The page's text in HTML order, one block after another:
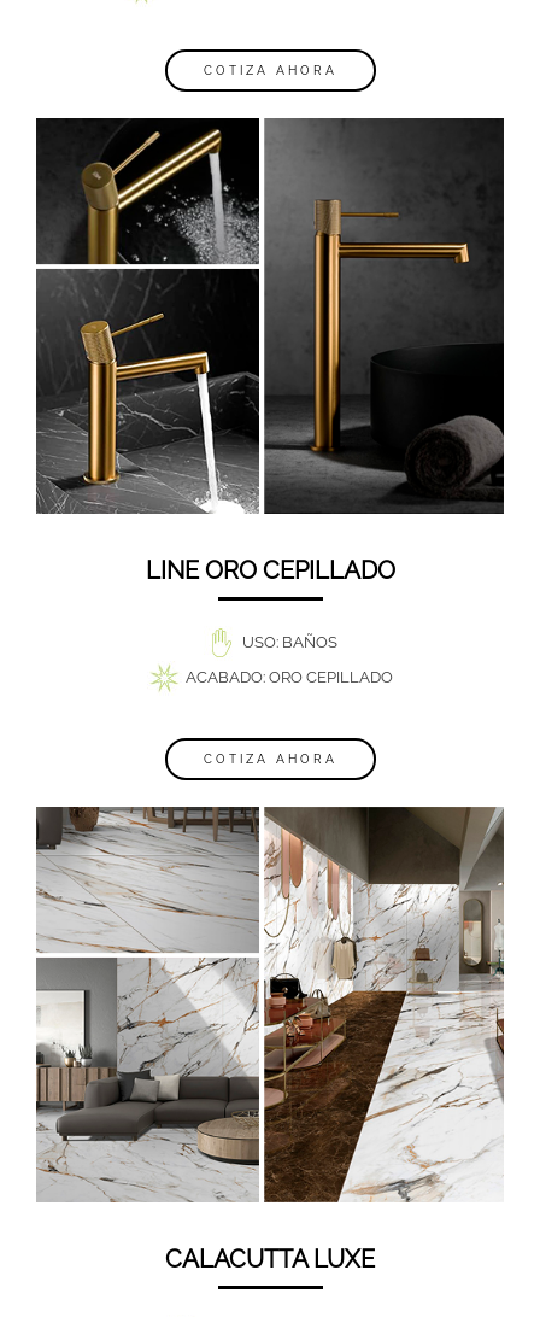
COTIZA AHORA
LINE ORO CEPILLADO
USO: BAÑOS
ACABADO:ORO CEPILLADO
COTIZA AHORA
CALACUTTA LUXE